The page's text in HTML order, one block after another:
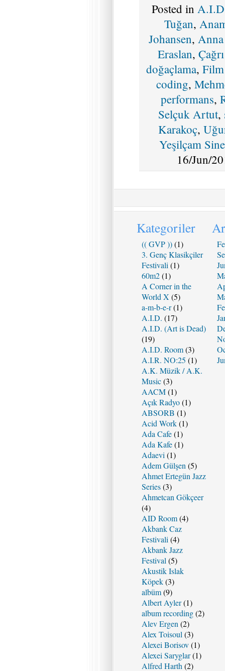
Posted in
Tuğan,
Johansen,
Eraslan,
doğaçlama,
coding,
performans,
Selçuk Artut,
Karakoç,
Yeşilçam
16/Jun/
Kategoriler
(( GVP ))(1)
3. Genç Klasikçiler
Festivali (1)
60m2(1)
A Corner in the
World X (5)
a-m-b-e-r(1)
A.I.D. (17)
A.I.D. (Art is Dead)
(19)
A.I.D. Room(3)
A.I.R. NO:25 (1)
A.K. Müzik / A.K.
Music(3)
AACM(1)
Açık Radyo(1)
ABSORB (1)
Acid Work(1)
Ada Cafe(1)
Ada Kafe(1)
Adaevi (1)
Adem Gülşen (5)
Ahmet Ertegün Jazz
Series(3)
Ahmetcan Gökçeer
(4)
AID Room(4)
Akbank Caz
Festivali (4)
Akbank Jazz
Festival (5)
Akustik Islak
Köpek(3)
albüm(9)
Albert Ayler(1)
album recording(2)
Alev Ergen (2)
Alex Toisoul (3)
Alexei Borisov(1)
Alexei Saryglar(1)
Alfred Harth (2)